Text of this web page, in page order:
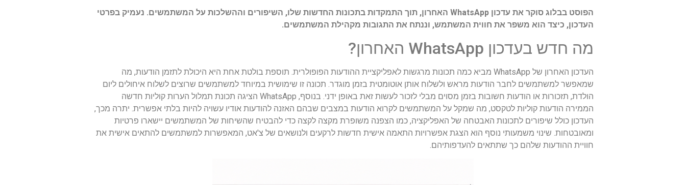
הפוסט בבלוג סוקר את עדכון WhatsApp האחרון, תוך התמקדות בתכונות החדשות שלו, השיפורים וההשלכות על המשתמשים. נעמיק בפרטי
העדכון, כיצד הוא משפר את חווית המשתמש, וננתח את התגובות מקהילת המשתמשים.
מה חדש בעדכון WhatsApp האחרון?
העדכון האחרון של WhatsApp מביא כמה תכונות מרגשות לאפליקציית ההודעות הפופולרית. תוספת בולטת אחת היא היכולת לתזמן הודעות, מה
שמאפשר למשתמשים לחבר הודעות מראש ולשלוח אותן אוטומטית בזמן מוגדר. תכונה זו שימושית במיוחד למשתמשים שרוצים לשלוח איחולים ליום
הולדת, תזכורות או הודעות חשובות בזמן מסוים מבלי לזכור לעשות זאת באופן ידני. בנוסף, WhatsApp הציגה תכונת תמלול הערות קוליות חדשה
הממירה הודעות קוליות לטקסט, מה שמקל על המשתמשים לקרוא הודעות במצבים שבהם האזנה להודעות אודיו עשויה להיות בלתי אפשרית. יתרה מכך,
העדכון כולל שיפורים לתכונות האבטחה של האפליקציה, כמו הצפנה משופרת מקצה לקצה כדי להבטיח שהשיחות של המשתמשים יישארו פרטיות
ומאובטחות. שינוי משמעותי נוסף הוא הצגת אפשרויות התאמה אישית חדשות לרקעים ולנושאים של צ'אט, המאפשרות למשתמשים להתאים אישית את
חוויית ההודעות שלהם כך שתתאים להעדפותיהם.